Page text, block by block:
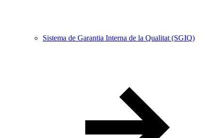
Sistema de Garantia Interna de la Qualitat (SGIQ)